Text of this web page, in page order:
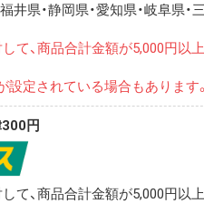
井県・静岡県・愛知県・岐阜県・
て、商品合計金額が5,000円以
定されている場合もあります。
300円
て、商品合計金額が5,000円以